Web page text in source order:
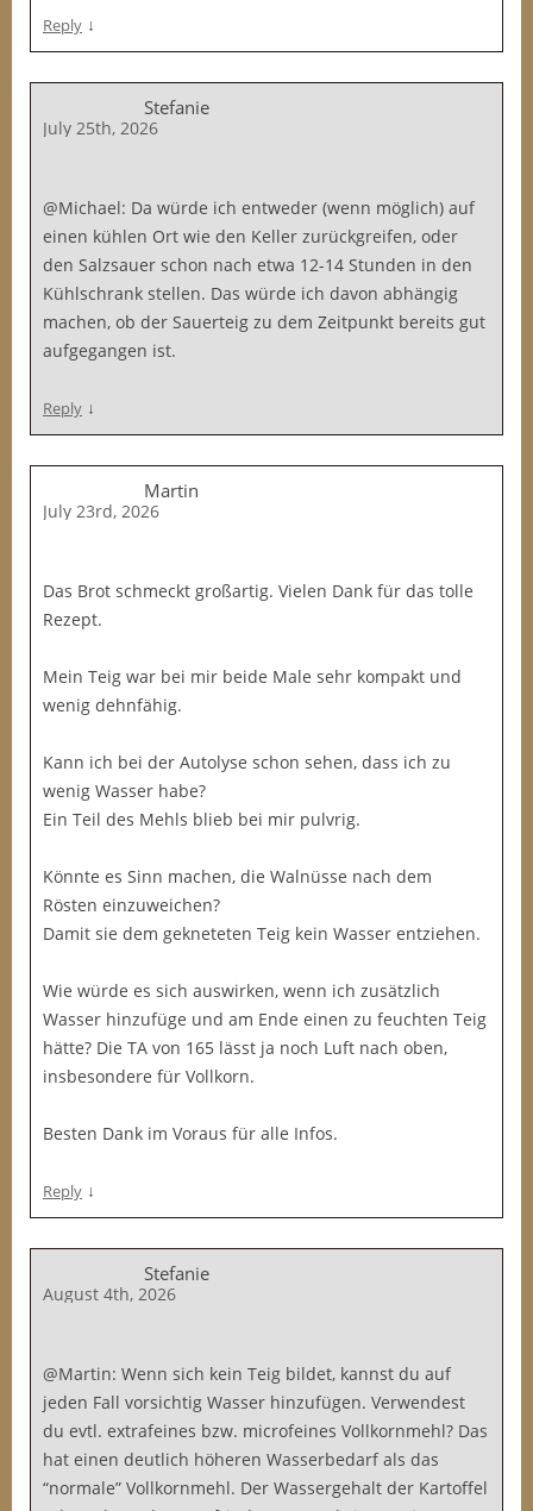
Reply ↓
Stefanie
July 25th, 2026
@Michael: Da würde ich entweder (wenn möglich) auf
einen kühlen Ort wie den Keller zurückgreifen, oder
den Salzsauer schon nach etwa 12-14 Stunden in den
Kühlschrank stellen. Das würde ich davon abhängig
machen, ob der Sauerteig zu dem Zeitpunkt bereits gut
aufgegangen ist.
Reply ↓
Martin
July 23rd, 2026
Das Brot schmeckt großartig. Vielen Dank für das tolle
Rezept.
Mein Teig war bei mir beide Male sehr kompakt und
wenig dehnfähig.
Kann ich bei der Autolyse schon sehen, dass ich zu
wenig Wasser habe?
Ein Teil des Mehls blieb bei mir pulvrig.
Könnte es Sinn machen, die Walnüsse nach dem
Rösten einzuweichen?
Damit sie dem gekneteten Teig kein Wasser entziehen.
Wie würde es sich auswirken, wenn ich zusätzlich
Wasser hinzufüge und am Ende einen zu feuchten Teig
hätte? Die TA von 165 lässt ja noch Luft nach oben,
insbesondere für Vollkorn.
Besten Dank im Voraus für alle Infos.
Reply ↓
Stefanie
August 4th, 2026
@Martin: Wenn sich kein Teig bildet, kannst du auf
jeden Fall vorsichtig Wasser hinzufügen. Verwendest
du evtl. extrafeines bzw. microfeines Vollkornmehl? Das
hat einen deutlich höheren Wasserbedarf als das
“normale” Vollkornmehl. Der Wassergehalt der Kartoffel